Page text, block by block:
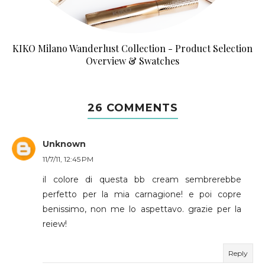
KIKO Milano Wanderlust Collection - Product Selection
Overview & Swatches
26 COMMENTS
Unknown
11/7/11, 12:45 PM
il colore di questa bb cream sembrerebbe
perfetto per la mia carnagione! e poi copre
benissimo, non me lo aspettavo. grazie per la
reiew!
Reply